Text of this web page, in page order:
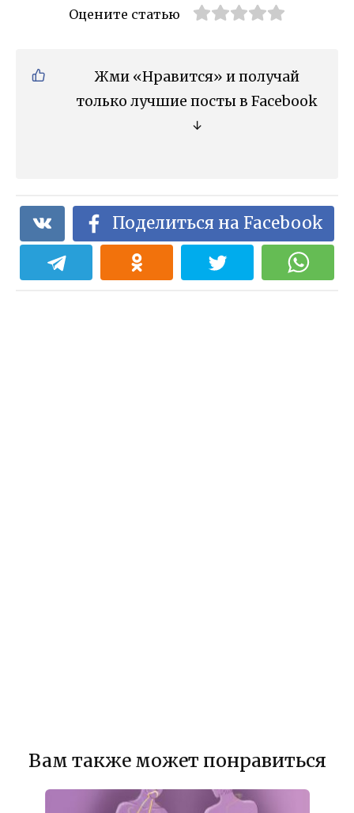
Оцените статью
Жми «Нравится» и получай
только лучшие посты в Facebook
↓
Поделиться на Facebook
Вам также может понравиться